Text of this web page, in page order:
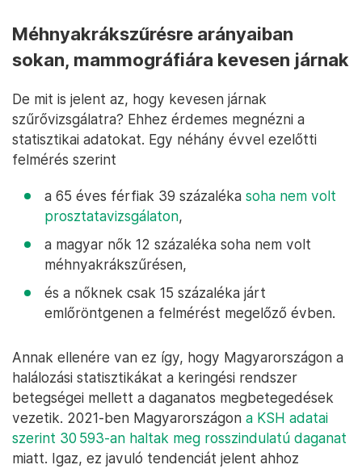
Méhnyakrákszűrésre arányaiban
sokan, mammográfiára kevesen járnak
De mit is jelent az, hogy kevesen járnak
szűrővizsgálatra? Ehhez érdemes megnézni a
statisztikai adatokat. Egy néhány évvel ezelőtti
felmérés szerint
a 65 éves férfiak 39 százaléka soha nem volt
prosztatavizsgálaton,
a magyar nők 12 százaléka soha nem volt
méhnyakrákszűrésen,
és a nőknek csak 15 százaléka járt
emlőröntgenen a felmérést megelőző évben.
Annak ellenére van ez így, hogy Magyarországon a
halálozási statisztikákat a keringési rendszer
betegségei mellett a daganatos megbetegedések
vezetik. 2021-ben Magyarországon a KSH adatai
szerint 30 593-an haltak meg rosszindulatú daganat
miatt. Igaz, ez javuló tendenciát jelent ahhoz